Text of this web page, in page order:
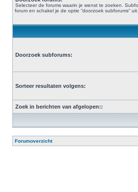
Selecteer de forums waarin je wenst te zoeken.
forum en schakel je de optie “doorzoek subforums“ uit.
Doorzoek subforums:
Sorteer resultaten volgens:
Zoek in berichten van afgelopen::
Forumoverzicht